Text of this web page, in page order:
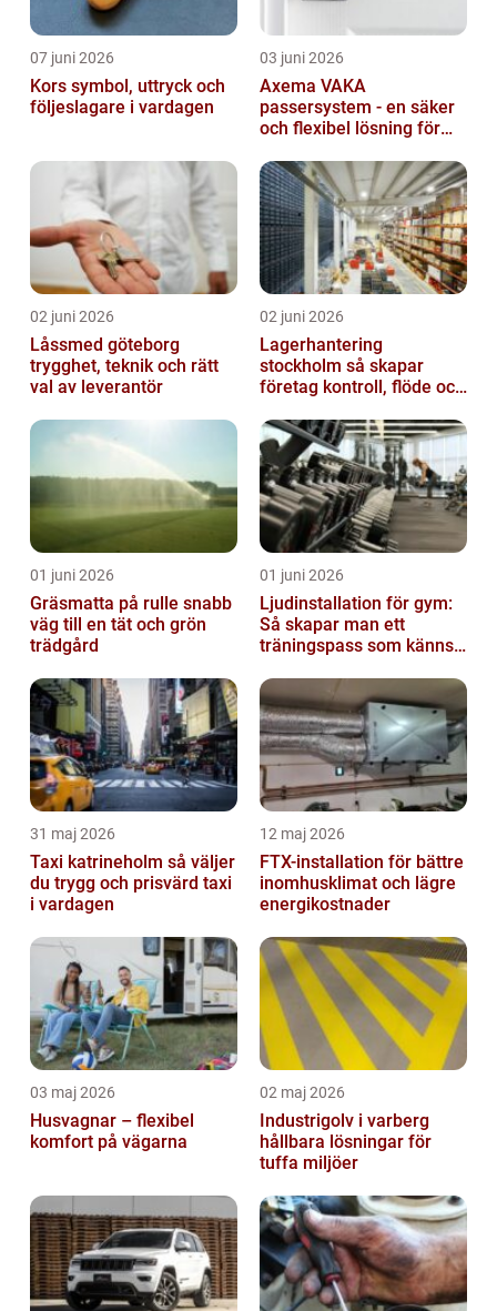
07 juni 2026
Kors symbol, uttryck och
följeslagare i vardagen
03 juni 2026
Axema VAKA
passersystem - en säker
och flexibel lösning för
02 juni 2026
Låssmed göteborg
trygghet, teknik och rätt
val av leverantör
02 juni 2026
Lagerhantering
stockholm så skapar
företag kontroll, flöde och
01 juni 2026
Gräsmatta på rulle snabb
väg till en tät och grön
trädgård
01 juni 2026
Ljudinstallation för gym:
Så skapar man ett
träningspass som känns i
31 maj 2026
Taxi katrineholm så väljer
du trygg och prisvärd taxi
i vardagen
12 maj 2026
FTX-installation för bättre
inomhusklimat och lägre
energikostnader
03 maj 2026
Husvagnar – flexibel
komfort på vägarna
02 maj 2026
Industrigolv i varberg
hållbara lösningar för
tuffa miljöer